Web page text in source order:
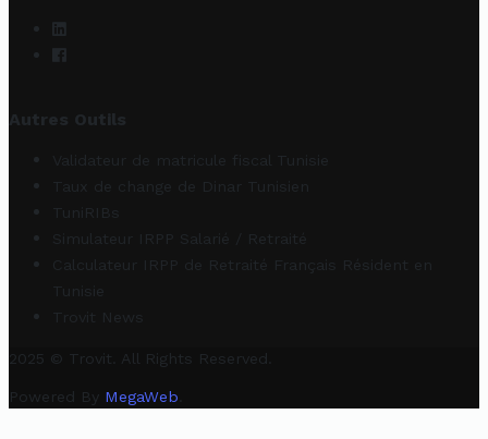
Autres Outils
Validateur de matricule fiscal Tunisie
Taux de change de Dinar Tunisien
TuniRIBs
Simulateur IRPP Salarié / Retraité
Calculateur IRPP de Retraité Français Résident en
Tunisie
Trovit News
2025 © Trovit. All Rights Reserved.
Powered By MegaWeb